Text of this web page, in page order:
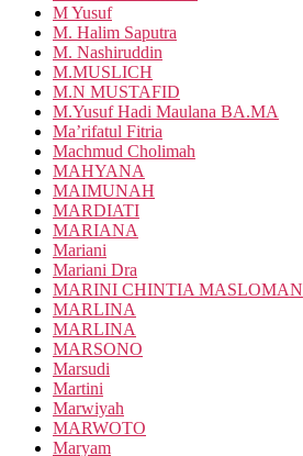
M Yusuf
M. Halim Saputra
M. Nashiruddin
M.MUSLICH
M.N MUSTAFID
M.Yusuf Hadi Maulana BA.MA
Ma’rifatul Fitria
Machmud Cholimah
MAHYANA
MAIMUNAH
MARDIATI
MARIANA
Mariani
Mariani Dra
MARINI CHINTIA MASLOMAN
MARLINA
MARLINA
MARSONO
Marsudi
Martini
Marwiyah
MARWOTO
Maryam